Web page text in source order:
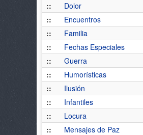
::
Dolor
::
Encuentros
::
Familia
::
Fechas Especiales
::
Guerra
::
Humorísticas
::
Ilusión
::
Infantiles
::
Locura
::
Mensajes de Paz